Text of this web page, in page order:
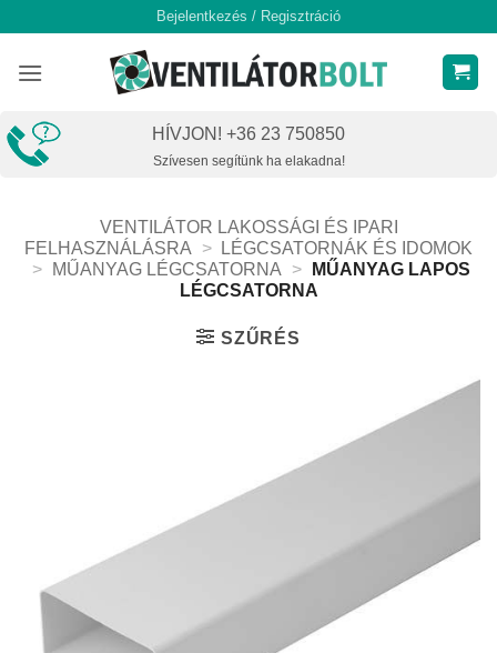
content
Bejelentkezés / Regisztráció
HÍVJON! +36 23 750850
Szívesen segítünk ha elakadna!
VENTILÁTOR LAKOSSÁGI ÉS IPARI
FELHASZNÁLÁSRA
>
LÉGCSATORNÁK ÉS IDOMOK
>
MŰANYAG LÉGCSATORNA >
MŰANYAG LAPOS
LÉGCSATORNA
SZŰRÉS